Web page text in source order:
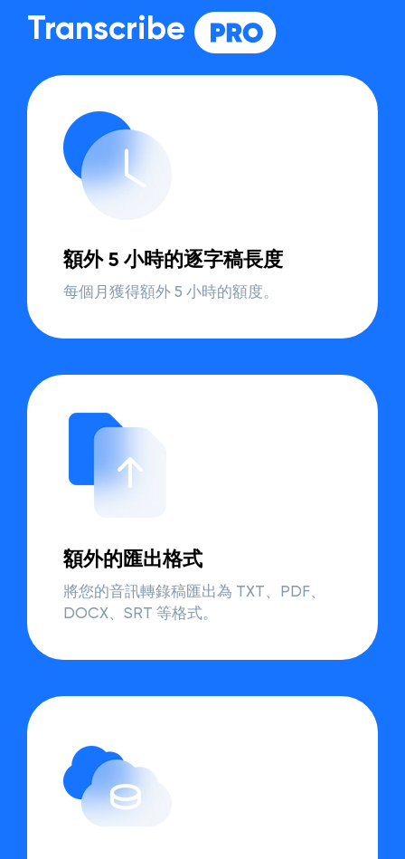
Transcribe
額外 5 小時的逐字稿長度
每個月獲得額外 5 小時的額度。
額外的匯出格式
將您的音訊轉錄稿匯出為 TXT、PDF、
DOCX、SRT 等格式。